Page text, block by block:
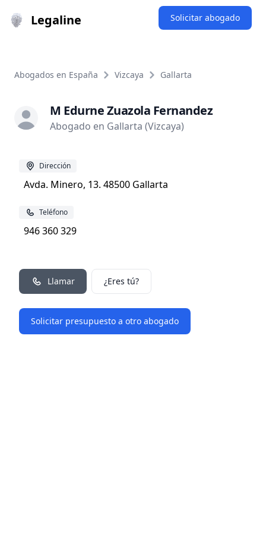
Legaline Solicitar abogado
Abogados en España Vizcaya Gallarta
M Edurne Zuazola Fernandez
Abogado en Gallarta (Vizcaya)
Dirección
Avda. Minero, 13. 48500 Gallarta
Teléfono
946 360 329
Llamar ¿Eres tú?
Solicitar presupuesto a otro abogado